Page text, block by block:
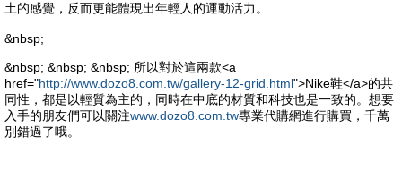
土的感覺，反而更能體現出年輕人的運動活力。
&nbsp;
&nbsp; &nbsp; &nbsp; 所以對於這兩款<a
href="http://www.dozo8.com.tw/gallery-12-grid.html">Nike鞋</a>的共
同性，都是以輕質為主的，同時在中底的材質和科技也是一致的。想要
入手的朋友們可以關注www.dozo8.com.tw專業代購網進行購買，千萬
別錯過了哦。